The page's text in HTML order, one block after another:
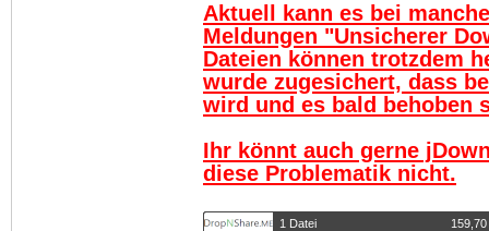
Aktuell kann es bei
Meldungen "Unsicherer
Dateien können trotzdem
wurde zugesichert, dass
wird und es bald behoben
Ihr könnt auch gerne
diese Problematik nicht.
1 Datei